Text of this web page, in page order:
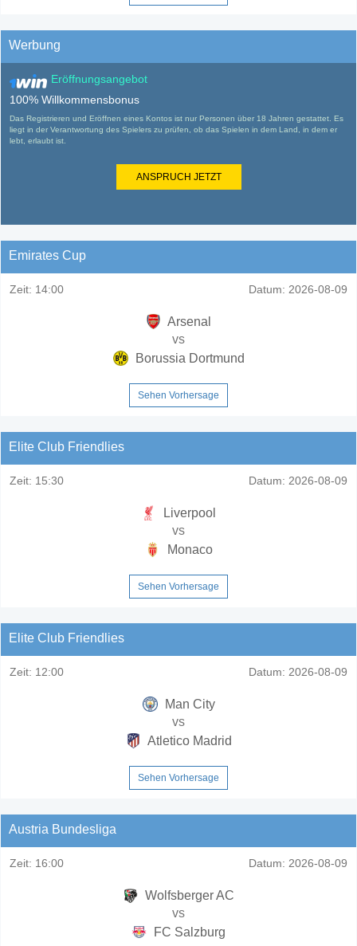
Werbung
Eröffnungsangebot
100% Willkommensbonus
Das Registrieren und Eröffnen eines Kontos ist nur Personen über 18 Jahren gestattet. Es
liegt in der Verantwortung des Spielers zu prüfen, ob das Spielen in dem Land, in dem er
lebt, erlaubt ist.
ANSPRUCH JETZT
Emirates Cup
Zeit: 14:00 Datum: 2026-08-09
Arsenal
vs
Borussia Dortmund
Sehen Vorhersage
Elite Club Friendlies
Zeit: 15:30 Datum: 2026-08-09
Liverpool
vs
Monaco
Sehen Vorhersage
Elite Club Friendlies
Zeit: 12:00 Datum: 2026-08-09
Man City
vs
Atletico Madrid
Sehen Vorhersage
Austria Bundesliga
Zeit: 16:00 Datum: 2026-08-09
Wolfsberger AC
vs
FC Salzburg